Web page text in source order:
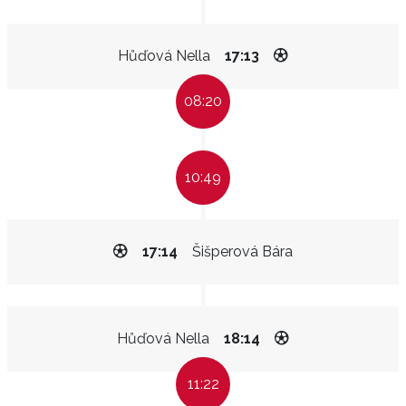
Hůďová Nella 17:13
08:20
10:49
Šišperová Bára
17:14
Hůďová Nella 18:14
11:22